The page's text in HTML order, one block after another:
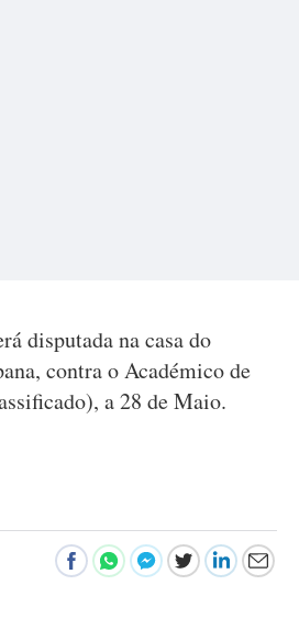
disputada na casa do
contra o Académico de
a 28 de Maio.